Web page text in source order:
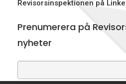
Revisorsinspektionen på
Prenumerera på
nyheter